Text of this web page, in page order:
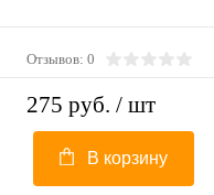
Отзывов: 0
275 руб. / шт
В корзину